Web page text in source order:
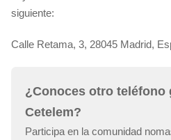
siguiente:
Calle Retama, 3, 28045 Madrid,
¿Conoces otro teléfono
Cetelem?
Participa en la comunidad